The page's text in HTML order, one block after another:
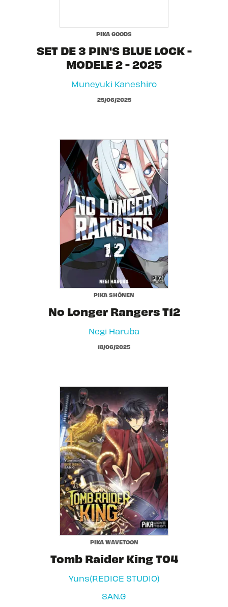
PIKA GOODS
SET DE 3 PIN'S BLUE LOCK -
MODELE 2 - 2025
Muneyuki Kaneshiro
25/06/2025
PIKA SHÔNEN
No Longer Rangers T12
Negi Haruba
18/06/2025
PIKA WAVETOON
Tomb Raider King T04
Yuns(REDICE STUDIO)
SAN.G